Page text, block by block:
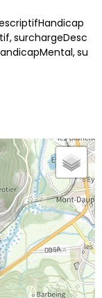
surchargeDesc
su